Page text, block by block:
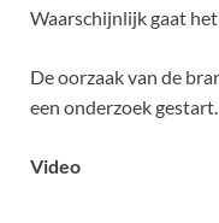
Waarschijnlijk gaat
De oorzaak van de
een onderzoek gestart.
Video